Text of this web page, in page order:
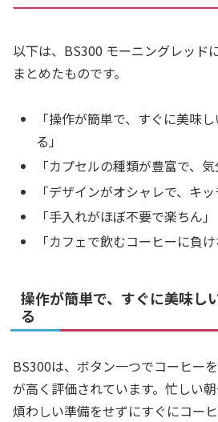
以下は、BS300 モーニングレッド
まとめたものです。
「操作が簡単で、すぐに美味
る」
「カプセルの種類が豊富で、
「デザインがオシャレで、キッ
「手入れがほぼ不要で楽ちん」
「カフェで飲むコーヒーに負け
操作が簡単で、すぐに美味し
る
BS300は、ボタン一つでコーヒー
が高く評価されています。忙しい
煩わしい準備をせずにすぐにコー